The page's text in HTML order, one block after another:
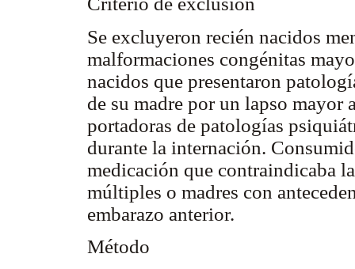
Se excluyeron recién nacidos
malformaciones congénitas
nacidos que presentaron
de su madre por un lapso
portadoras de patologías
durante la internación.
medicación que contraindicaba
múltiples o madres con
embarazo anterior.
Método